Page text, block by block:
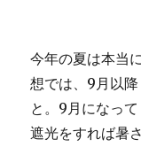
今年の夏は本当
想では、9月以
と。9月になっ
遮光をすれば暑